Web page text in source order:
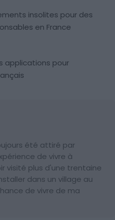
insolites pour des
en France
applications pour
été attiré par
de vivre à
visité plus d'une trentaine
dans un village au
de vivre de ma